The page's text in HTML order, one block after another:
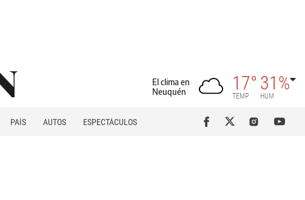
El clima en
Neuquén
17°
TEMP
31%
HUM
PAÍS AUTOS
ESPECTÁCULOS